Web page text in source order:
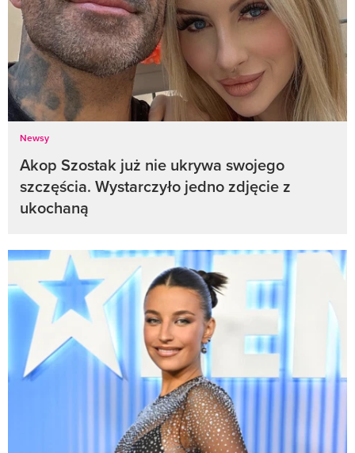
Newsy
Akop Szostak już nie ukrywa swojego
szczęścia. Wystarczyło jedno zdjęcie z
ukochaną